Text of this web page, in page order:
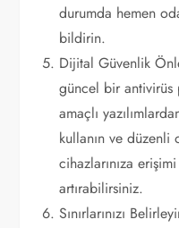
durumda hemen
bildirin.
Dijital Güvenlik
güncel bir antivirüs
amaçlı
kullanın ve düzenli
cihazlarınıza
artırabilirsiniz.
Sınırlarınızı